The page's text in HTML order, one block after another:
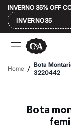
INVERNO 35% OFF
INVERNO35
Ofertas
Compre por
Feminino
Masculino
Plus Size
Home / Bota
3220442
Bota montaria mooncity tiras fivela